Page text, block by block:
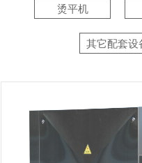
烫平机
其它配套设